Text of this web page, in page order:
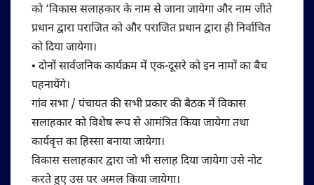
को ‘विकास सलाहकार के नाम से जाना जायेगा और नाम जीते
प्रधान द्वारा पराजित को और पराजित प्रधान द्वारा ही निर्वाचित
को दिया जायेगा।
• दोनों सार्वजनिक कार्यक्रम में एक-दूसरे को इन नामों का बैच
पहनायेंगे।
गांव सभा / पंचायत की सभी प्रकार की बैठक में विकास
सलाहकार को विशेष रूप से आमंत्रित किया जायेगा तथा
कार्यवृत्त का हिस्सा बनाया जायेगा।
विकास सलाहकार द्वारा जो भी सलाह दिया जायेगा उसे नोट
करते हुए उस पर अमल किया जायेगा।